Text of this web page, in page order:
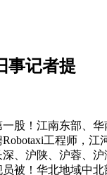
事记者提
！江南东部、华
工程师，
、沪陕、沪蓉、
被！华北地域中